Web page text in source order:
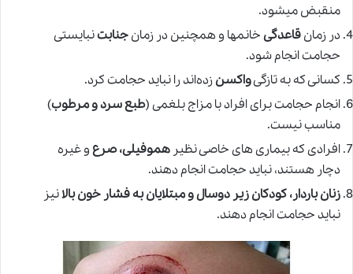
منقبض میشود.
در زمانقاعدگیخانمها و همچنین در زمانجنابتنبایستی
حجامت انجام شود.
کسانی که به تازگیواکسنزده‌اند را نباید حجامت کرد.
انجام حجامت برای افراد با مزاج بلغمی (طبع سرد و مرطوب)
مناسب نیست.
افرادی که بیماری های خاصی نظیر هموفیلی، صرعو غیره
دچار هستند، نباید حجامت انجام دهند.
زنان باردار، کودکان زیر دوسال و مبتلایان به فشار خون بالانیز
نباید حجامت انجام دهند.